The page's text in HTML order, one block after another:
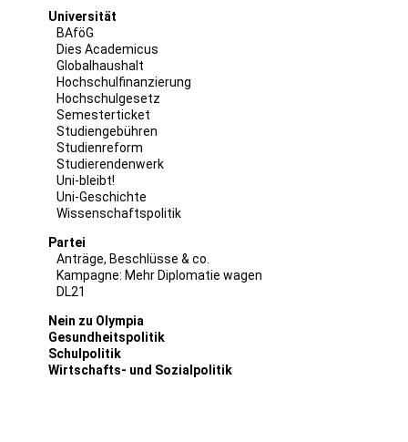
Universität
BAföG
Dies Academicus
Globalhaushalt
Hochschulfinanzierung
Hochschulgesetz
Semesterticket
Studiengebühren
Studienreform
Studierendenwerk
Uni-bleibt!
Uni-Geschichte
Wissenschaftspolitik
Partei
Anträge, Beschlüsse & co.
Kampagne: Mehr Diplomatie wagen
DL21
Nein zu Olympia
Gesundheitspolitik
Schulpolitik
Wirtschafts- und Sozialpolitik